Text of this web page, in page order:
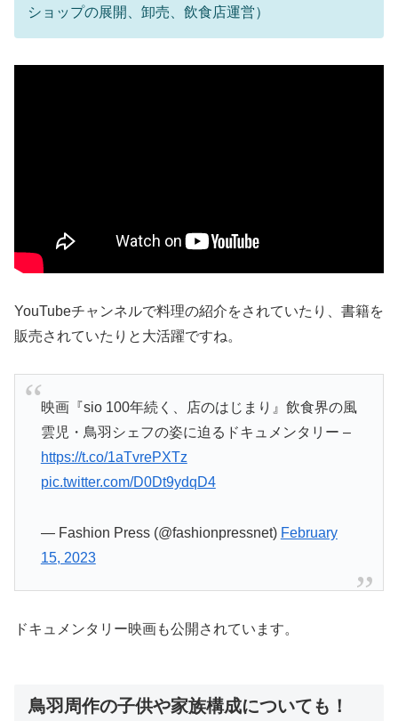
ショップの展開、卸売、飲食店運営）
YouTubeチャンネルで料理の紹介をされていたり、書籍を
販売されていたりと大活躍ですね。
映画『sio 100年続く、店のはじまり』飲食界の風
雲児・鳥羽シェフの姿に迫るドキュメンタリー –
https://t.co/1aTvrePXTz
pic.twitter.com/D0Dt9ydqD4
— Fashion Press (@fashionpressnet) February
15, 2023
ドキュメンタリー映画も公開されています。
鳥羽周作の子供や家族構成についても！